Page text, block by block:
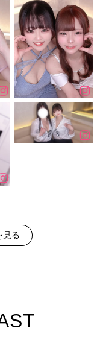
見る